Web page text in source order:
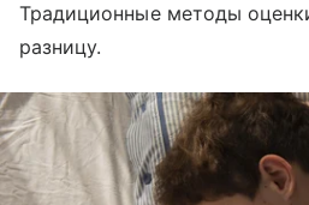
Традиционные методы
разницу.